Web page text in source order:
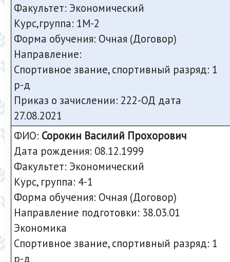
Факультет: Экономический
Курс,группа: 1М-2
Форма обучения: Очная (Договор)
Направление:
Спортивное звание, спортивный разряд: 1
р-д
Приказ о зачислении: 222-ОД дата
27.08.2021
ФИО: Сорокин Василий Прохорович
Дата рождения: 08.12.1999
Факультет: Экономический
Курс, группа: 4-1
Форма обучения: Очная (Договор)
Направление подготовки: 38.03.01
Экономика
Спортивное звание, спортивный разряд: 1
р-д